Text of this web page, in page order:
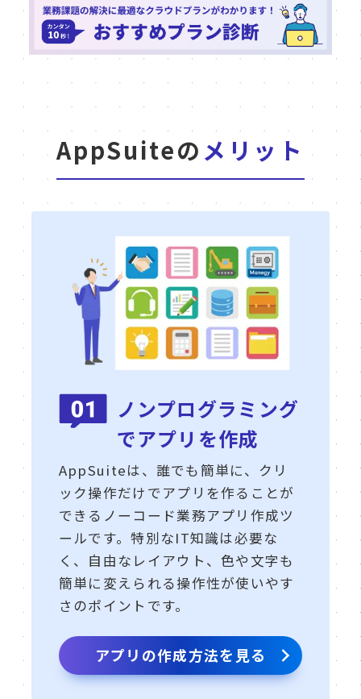
AppSuiteのメリット
ノンプログラミング
でアプリを作成
AppSuiteは、誰でも簡単に、クリ
ック操作だけでアプリを作ることが
できるノーコード業務アプリ作成ツ
ールです。特別なIT知識は必要な
く、自由なレイアウト、色や文字も
簡単に変えられる操作性が使いやす
さのポイントです。
アプリの作成方法を見る